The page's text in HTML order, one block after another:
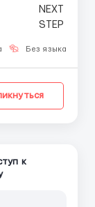
Без языка
к